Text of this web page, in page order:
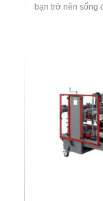
bạn trở nên sống